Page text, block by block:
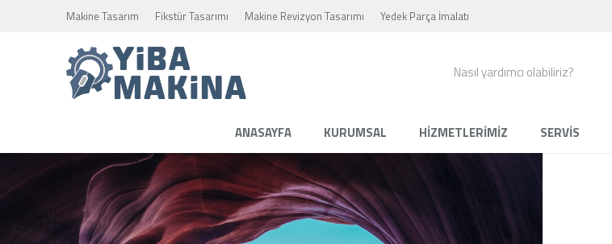
Makine Tasarım Fikstür Tasarımı Makine Revizyon Tasarımı Yedek Parça İmalatı
ANASAYFA KURUMSAL HİZMETLERİMİZ SERVİS